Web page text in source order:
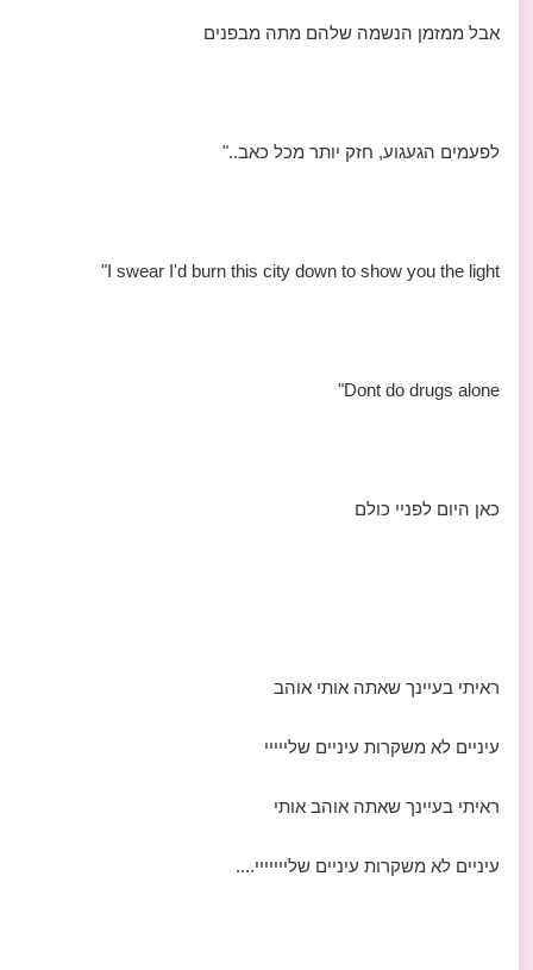
אבל ממזמן הנשמה שלהם מתה מבפנים
לפעמים הגעגוע, חזק יותר מכל כאב.."
I swear I'd burn this city down to show you the light"
Dont do drugs alone"
כאן היום לפניי כולם
ראיתי בעיינך שאתה אותי אוהב
עיניים לא משקרות עיניים שלייייי
ראיתי בעיינך שאתה אוהב אותי
עיניים לא משקרות עיניים שלייייייי....